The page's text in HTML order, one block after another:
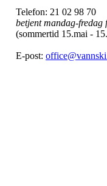
Telefon: 21 02 98 70
betjent mandag-
(sommertid 15.mai -
E-post: